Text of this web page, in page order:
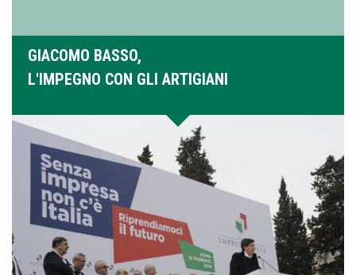
GIACOMO BASSO,
L'IMPEGNO CON GLI ARTIGIANI